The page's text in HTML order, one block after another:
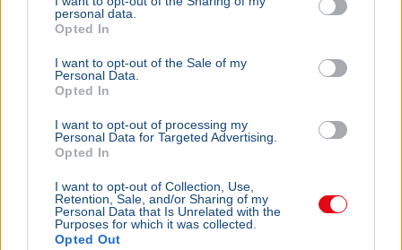
personal data.
Opted In
I want to opt-out of the Sale of my
Personal Data.
Opted In
I want to opt-out of processing my
Personal Data for Targeted Advertising.
Opted In
I want to opt-out of Collection, Use,
Retention, Sale, and/or Sharing of my
Personal Data that Is Unrelated with the
Purposes for which it was collected.
Opted Out
Magyarországtól a Tesco